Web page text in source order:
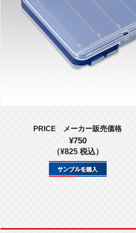
PRICE メーカー販売価格
¥750
（¥825 税込）